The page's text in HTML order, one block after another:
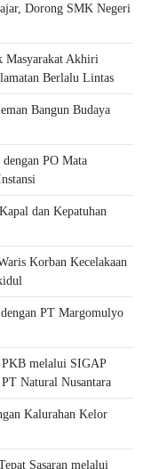
Dorong SMK Negeri
Masyarakat Akhiri
Berlalu Lintas
Bangun Budaya
PO Mata
dan Kepatuhan
Korban Kecelakaan
PT Margomulyo
PKB melalui SIGAP
Natural Nusantara
Kalurahan Kelor
Sasaran melalui